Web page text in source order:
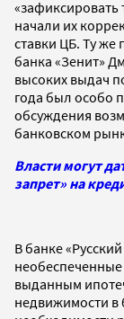
«зафиксировать
начали их
ставки ЦБ. Ту же
банка «Зенит»
высоких выдач
года был особо
обсуждения
банковском
Власти могут
запрет» на
В банке
выданным
недвижимости в